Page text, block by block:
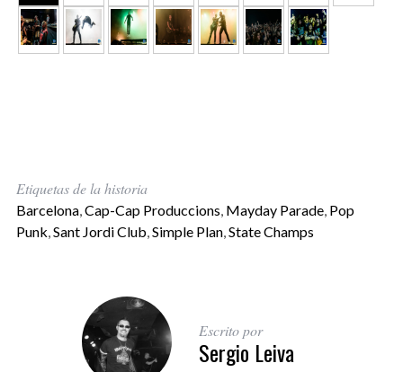
Etiquetas de la historia
Barcelona,Cap-Cap Produccions, Mayday Parade, Pop
Punk,Sant Jordi Club,Simple Plan,State Champs
Escrito por
Sergio Leiva